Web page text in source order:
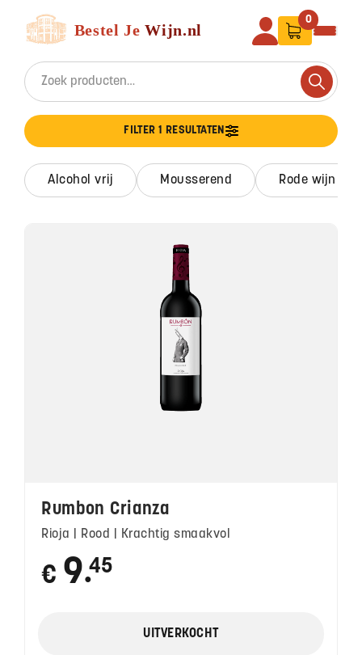
Search for:
Search
0
FILTER 1 RESULTATEN
alcohol vrij mousserend rode wijn
Rumbon Crianza
Rioja | Rood | Krachtig smaakvol
€ 9●
45
UITVERKOCHT